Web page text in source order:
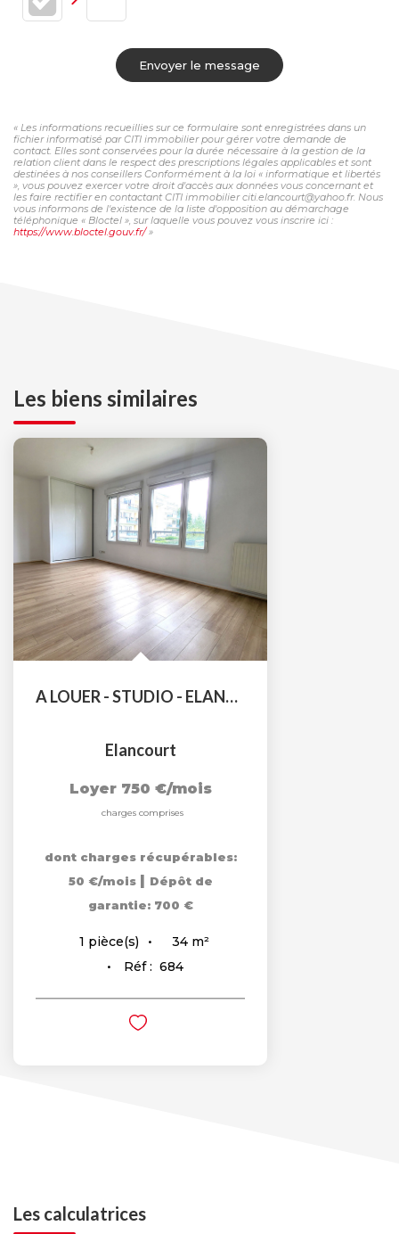
Envoyer le message
« Les informations recueillies sur ce formulaire sont enregistrées dans un
fichier informatisé par CITI immobilier pour gérer votre demande de
contact. Elles sont conservées pour la durée nécessaire à la gestion de la
relation client dans le respect des prescriptions légales applicables et sont
destinées à nos conseillers Conformément à la loi « informatique et libertés
», vous pouvez exercer votre droit d'accès aux données vous concernant et
les faire rectifier en contactant CITI immobilier citi.elancourt@yahoo.fr. Nous
vous informons de l'existence de la liste d'opposition au démarchage
téléphonique « Bloctel », sur laquelle vous pouvez vous inscrire ici :
https://www.bloctel.gouv.fr/»
Les biens similaires
A LOUER - STUDIO - ELANCOURT
Elancourt
Loyer 750 €/mois
charges comprises
dont charges récupérables:
50 €/mois | Dépôt de
garantie: 700 €
1 pièce(s) 34 m²
Réf : 684
Les calculatrices